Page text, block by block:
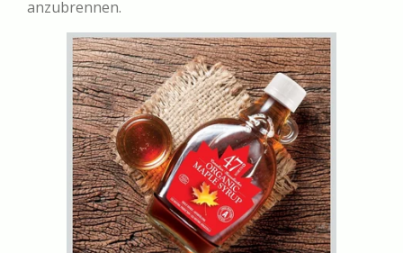
anzubrennen.